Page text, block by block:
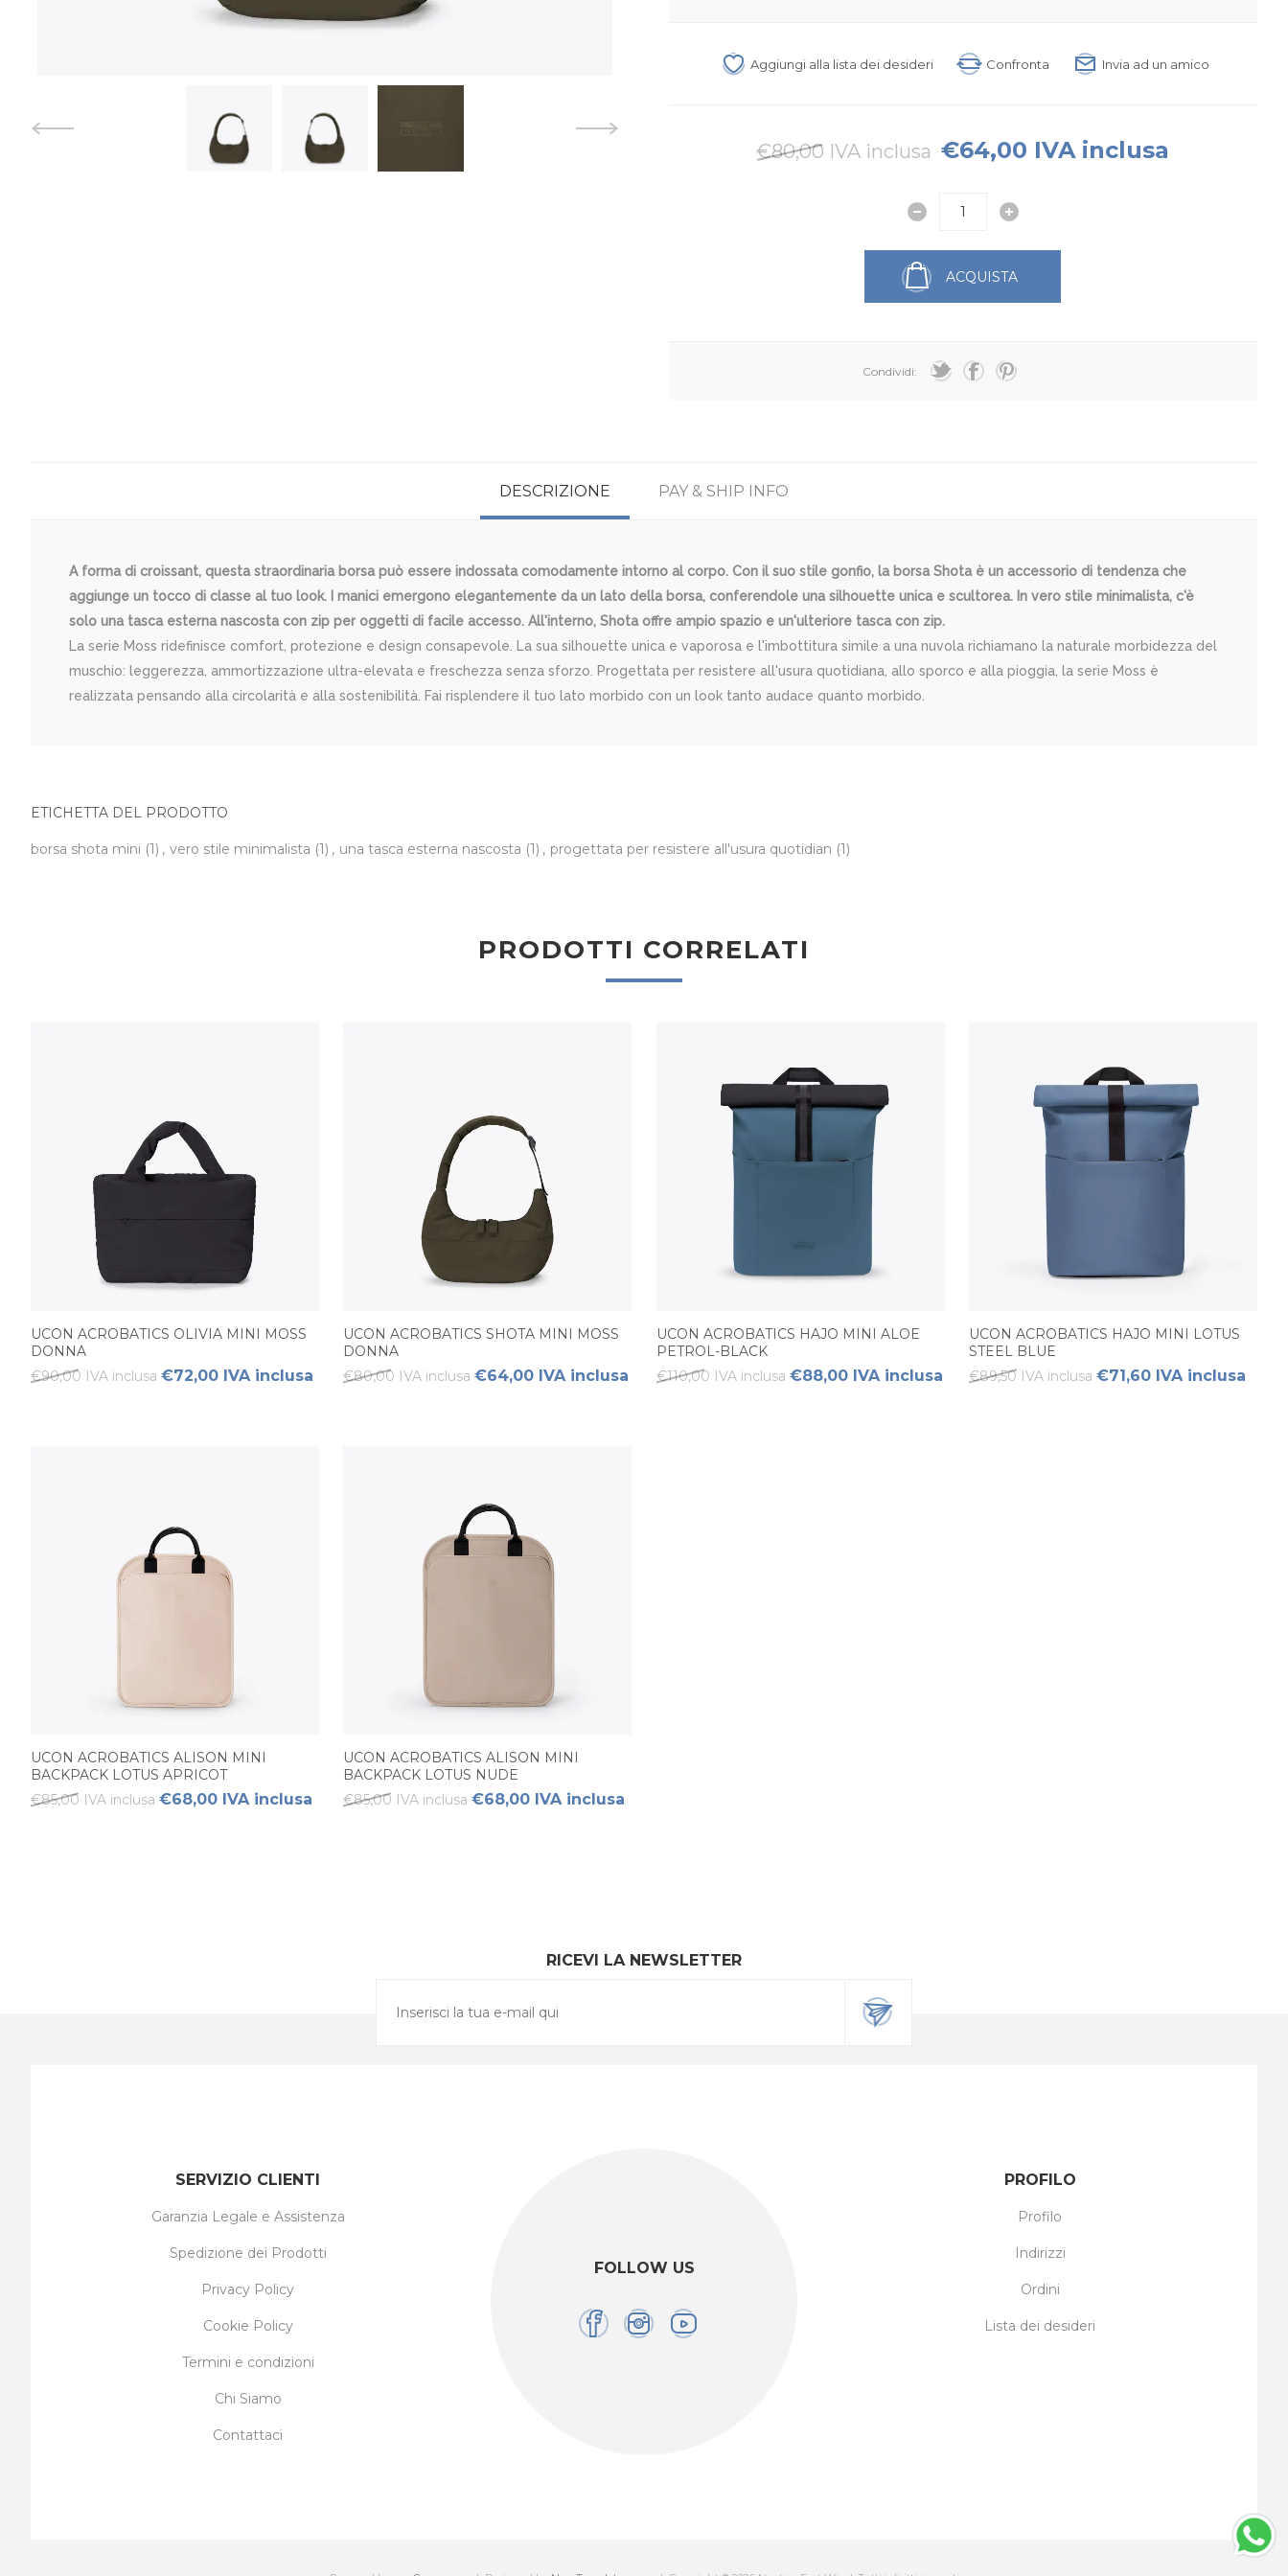
Aggiungi alla lista dei desideri Confronta Invia ad un amico
€80,00 IVA inclusa €64,00 IVA inclusa
ACQUISTA
Condividi:
DESCRIZIONE PAY & SHIP INFO
A forma di croissant, questa straordinaria borsa può essere indossata comodamente intorno al corpo. Con il suo stile gonfio, la borsa Shota è un accessorio di tendenza che
aggiunge un tocco di classe al tuo look. I manici emergono elegantemente da un lato della borsa, conferendole una silhouette unica e scultorea. In vero stile minimalista, c'è
solo una tasca esterna nascosta con zip per oggetti di facile accesso. All'interno, Shota offre ampio spazio e un'ulteriore tasca con zip.
La serie Moss ridefinisce comfort, protezione e design consapevole. La sua silhouette unica e vaporosa e l'imbottitura simile a una nuvola richiamano la naturale morbidezza del
muschio: leggerezza, ammortizzazione ultra-elevata e freschezza senza sforzo. Progettata per resistere all'usura quotidiana, allo sporco e alla pioggia, la serie Moss è
realizzata pensando alla circolarità e alla sostenibilità. Fai risplendere il tuo lato morbido con un look tanto audace quanto morbido.
ETICHETTA DEL PRODOTTO
borsa shota mini (1) , vero stile minimalista (1) , una tasca esterna nascosta (1) , progettata per resistere all'usura quotidian (1)
PRODOTTI CORRELATI
UCON ACROBATICS OLIVIA MINI MOSS
DONNA
€90,00 IVA inclusa €72,00 IVA inclusa
UCON ACROBATICS SHOTA MINI MOSS
DONNA
€80,00 IVA inclusa €64,00 IVA inclusa
UCON ACROBATICS HAJO MINI ALOE
PETROL-BLACK
€110,00 IVA inclusa €88,00 IVA inclusa
UCON ACROBATICS HAJO MINI LOTUS
STEEL BLUE
€89,50 IVA inclusa €71,60 IVA inclusa
UCON ACROBATICS ALISON MINI
BACKPACK LOTUS APRICOT
€85,00 IVA inclusa €68,00 IVA inclusa
UCON ACROBATICS ALISON MINI
BACKPACK LOTUS NUDE
€85,00 IVA inclusa €68,00 IVA inclusa
RICEVI LA NEWSLETTER
FOLLOW US
SERVIZIO CLIENTI
Garanzia Legale e Assistenza
Spedizione dei Prodotti
Privacy Policy
Cookie Policy
Termini e condizioni
Chi Siamo
Contattaci
PROFILO
Profilo
Indirizzi
Ordini
Lista dei desideri